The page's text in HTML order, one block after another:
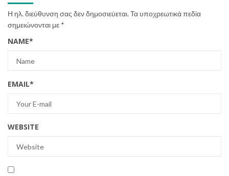
Η ηλ. διεύθυνση σας δεν δημοσιεύεται.Τα υποχρεωτικά πεδία
σημειώνονται με *
NAME*
EMAIL*
WEBSITE